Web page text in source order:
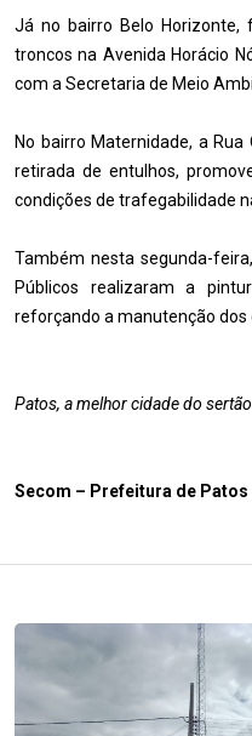
Já no bairro Belo Horizonte,
troncos na Avenida Horácio
com a Secretaria de Meio
No bairro Maternidade, a
retirada de entulhos,
condições de trafegabilidade
Também nesta segunda-
Públicos realizaram a
reforçando a manutenção dos
Patos, a melhor cidade do
Secom – Prefeitura de Patos